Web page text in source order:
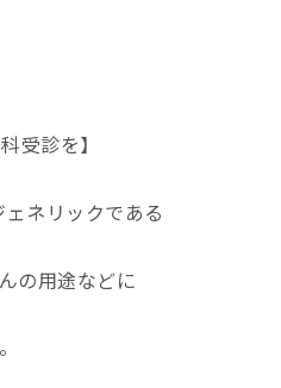
受診を】
ネリックである
の用途などに